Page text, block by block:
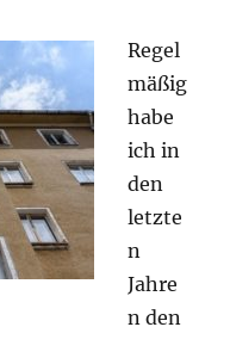
Regel
mäßig
habe
ich in
den
letzte
n
Jahre
n den